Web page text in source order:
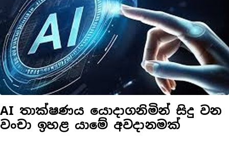
AI තාක්ෂණය යොදාගනිමින් සිදු වන
වංචා ඉහළ යාමේ අවදානමක්